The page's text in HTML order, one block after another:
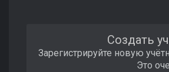
Создать
Зарегистрируйте новую
Это